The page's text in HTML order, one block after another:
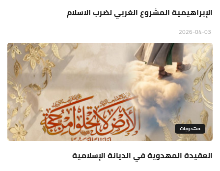
الإبراهيمية المشروع الغربي لضرب الاسلام
مهدويات
العقيدة المهدوية في الديانة الإسلامية